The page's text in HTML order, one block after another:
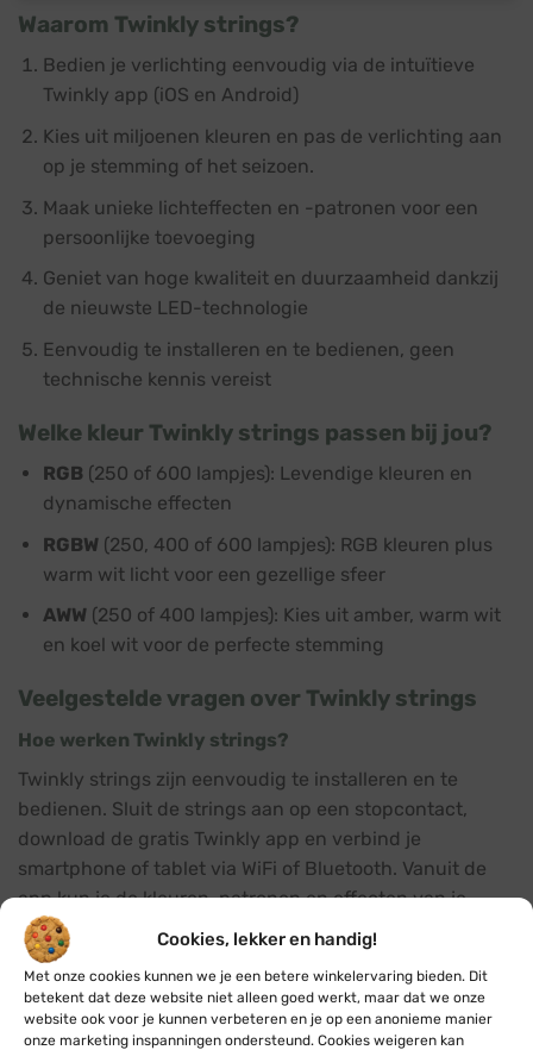
Cookies, lekker en handig!
Met onze cookies kunnen we je een betere winkelervaring bieden. Dit
betekent dat deze website niet alleen goed werkt, maar dat we onze
website ook voor je kunnen verbeteren en je op een anonieme manier
onze marketing inspanningen ondersteund. Cookies weigeren kan
Waarom Twinkly strings?
Bedien je verlichting eenvoudig via de intuïtieve
Twinkly app (iOS en Android)
Kies uit miljoenen kleuren en pas de verlichting aan
op je stemming of het seizoen.
Maak unieke lichteffecten en -patronen voor een
persoonlijke toevoeging
Geniet van hoge kwaliteit en duurzaamheid dankzij
de nieuwste LED-technologie
Eenvoudig te installeren en te bedienen, geen
technische kennis vereist
Welke kleur Twinkly strings passen bij jou?
RGB (250 of 600 lampjes): Levendige kleuren en
dynamische effecten
RGBW(250, 400 of 600 lampjes): RGB kleuren plus
warm wit licht voor een gezellige sfeer
AWW(250 of 400 lampjes): Kies uit amber, warm wit
en koel wit voor de perfecte stemming
Veelgestelde vragen over Twinkly strings
Hoe werken Twinkly strings?
Twinkly strings zijn eenvoudig te installeren en te
bedienen. Sluit de strings aan op een stopcontact,
download de gratis Twinkly app en verbind je
smartphone of tablet via WiFi of Bluetooth. Vanuit de
app kun je de kleuren, patronen en effecten van je
Twinkly strings aanpassen, timers instellen en nog veel
meer.
Zijn Twinkly strings geschikt voor buiten?